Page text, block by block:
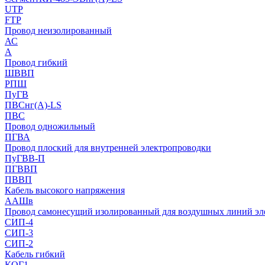
UTP
FTP
Провод неизолированный
АС
А
Провод гибкий
ШВВП
РПШ
ПуГВ
ПВСнг(А)-LS
ПВС
Провод одножильный
ПГВА
Провод плоский для внутренней электропроводки
ПуГВВ-П
ПГВВП
ПВВП
Кабель высокого напряжения
ААШв
Провод самонесущий изолированный для воздушных линий
СИП-4
СИП-3
СИП-2
Кабель гибкий